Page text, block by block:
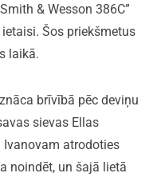
& Wesson 386C”
Šos priekšmetus
laikā.
brīvībā pēc deviņu
sievas Ellas
Ivanovam atrodoties
noindēt, un šajā lietā